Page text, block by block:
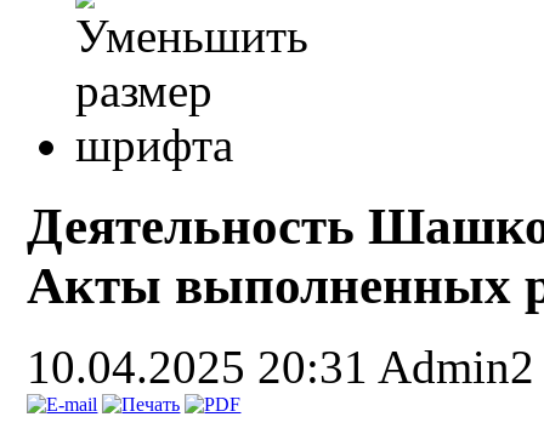
Деятельность
Акты выполненных
10.04.2025 20:31 Admin2